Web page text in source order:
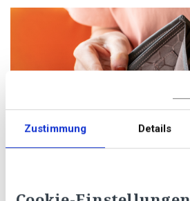
Zustimmung Details